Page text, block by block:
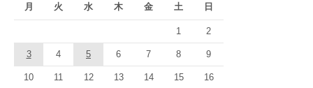
月 火 水 木 金 土 日
1 2
3 4 5 6 7 8 9
10 11 12 13 14 15 16